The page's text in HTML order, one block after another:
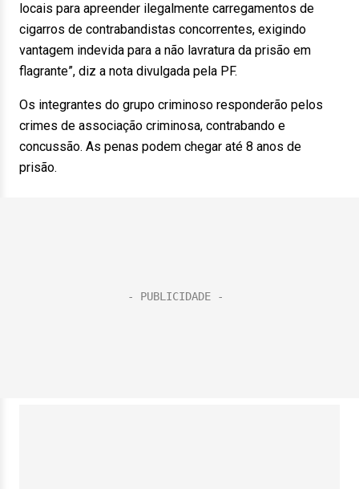
locais para apreender ilegalmente carregamentos de
cigarros de contrabandistas concorrentes, exigindo
vantagem indevida para a não lavratura da prisão em
flagrante”, diz a nota divulgada pela PF.
Os integrantes do grupo criminoso responderão pelos
crimes de associação criminosa, contrabando e
concussão. As penas podem chegar até 8 anos de
prisão.